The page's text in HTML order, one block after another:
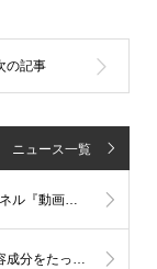
ニュース一覧
【メディア情報】テレビ朝日公式YouTubeチャンネル『動画、はじめてみました』 ほぐしっぽうさぎ
【プレスリリース】“ゆるみ毛穴”へ働きかける美容成分をたっぷり配合した「つるんとチークシート」